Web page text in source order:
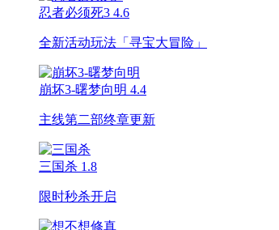
忍者必须死3 4.6
全新活动玩法「寻宝大冒险」
崩坏3-曙梦向明 4.4
主线第二部终章更新
三国杀 1.8
限时秒杀开启